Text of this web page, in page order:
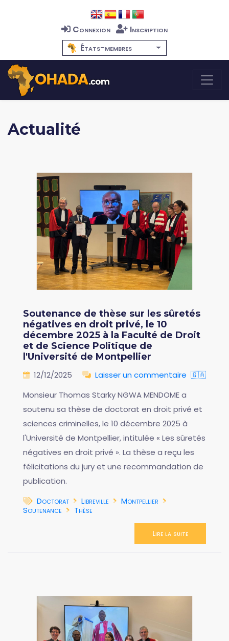
Connexion
Inscription
États-membres
Actualité
Soutenance de thèse sur les sûretés
négatives en droit privé, le 10
décembre 2025 à la Faculté de Droit
et de Science Politique de
l'Université de Montpellier
12/12/2025 Laisser un commentaire 🇬🇦
Monsieur Thomas Starky NGWA MENDOME a
soutenu sa thèse de doctorat en droit privé et
sciences criminelles, le 10 décembre 2025 à
l'Université de Montpellier, intitulée « Les sûretés
négatives en droit privé ». La thèse a reçu les
félicitations du jury et une recommandation de
publication.
Doctorat
Libreville
Montpellier
Soutenance
Thèse
Lire la suite